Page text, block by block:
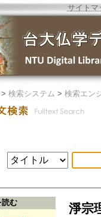
サイトマ
> 検索システム > 検索エン
読む 淨宗